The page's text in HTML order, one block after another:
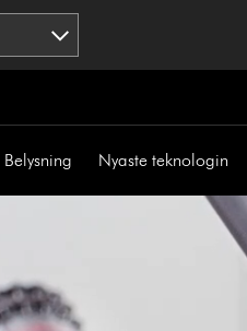
Belysning Nyaste teknologin